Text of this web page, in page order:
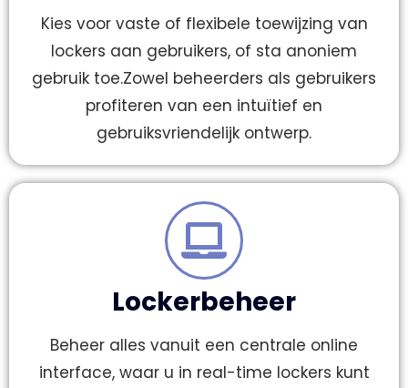
Kies voor vaste of flexibele toewijzing van
lockers aan gebruikers, of sta anoniem
gebruik toe.Zowel beheerders als gebruikers
profiteren van een intuïtief en
gebruiksvriendelijk ontwerp.
Lockerbeheer
Beheer alles vanuit een centrale online
interface, waar u in real-time lockers kunt